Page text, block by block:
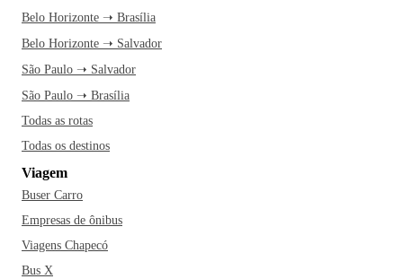
Belo Horizonte ➝ Brasília
Belo Horizonte ➝ Salvador
São Paulo ➝ Salvador
São Paulo ➝ Brasília
Todas as rotas
Todas os destinos
Viagem
Buser Carro
Empresas de ônibus
Viagens Chapecó
Bus X